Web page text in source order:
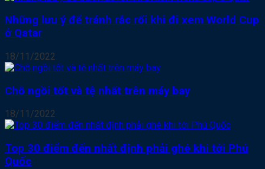
Những lưu ý để tránh rắc rối khi đi xem World Cup
ở Qatar
18/11/2022
Chỗ ngồi tốt và tệ nhất trên máy bay
18/11/2022
Top 30 điểm đến nhất định phải ghé khi tới Phú
Quốc